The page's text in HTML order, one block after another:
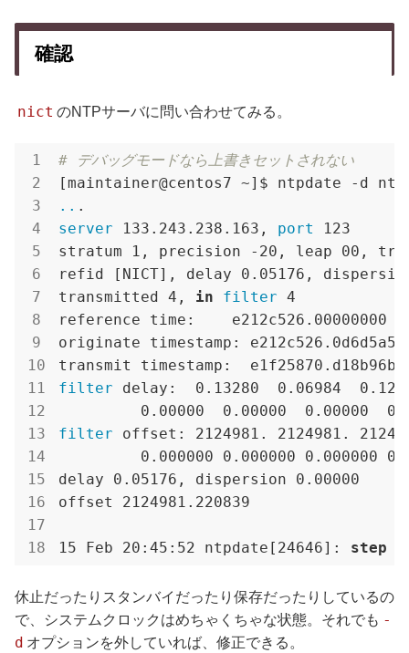
確認
nict のNTPサーバに問い合わせてみる。
# デバッグモードなら上書きセットされない
.. .
server
133.243.238.163, port
123
stratum 1, precision -20, leap 00,
refid [NICT], delay 0.05176,
transmitted 4, in filter 4
reference time:    e212c526.00000000
originate timestamp:
transmit timestamp:
filter delay:  0.13280  0.06984
0.00000  0.00000  0.00000
filter offset: 2124981. 2124981.
0.000000 0.000000 0.000000
delay 0.05176, dispersion 0.00000
offset 2124981.220839
15 Feb 20:45:52 ntpdate[24646]: step
休止だったりスタンバイだったり保存だったりしているの
で、システムクロックはめちゃくちゃな状態。それでも -
d オプションを外していれば、修正できる。